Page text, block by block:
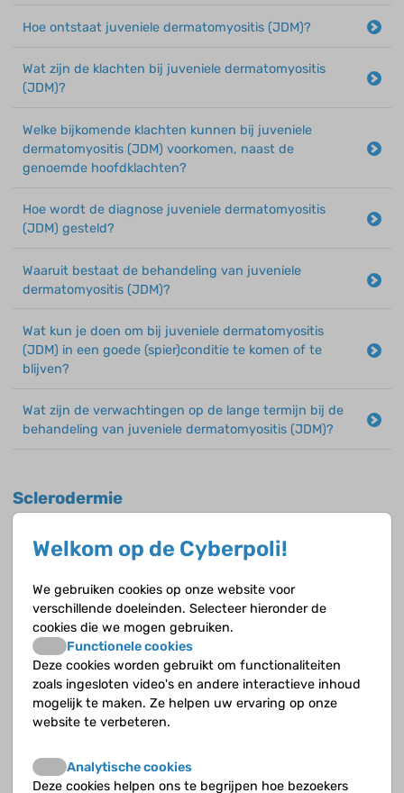
Hoe ontstaat juveniele dermatomyositis (JDM)?
Wat zijn de klachten bij juveniele dermatomyositis
(JDM)?
Welke bijkomende klachten kunnen bij juveniele
dermatomyositis (JDM) voorkomen, naast de
genoemde hoofdklachten?
Hoe wordt de diagnose juveniele dermatomyositis
(JDM) gesteld?
Waaruit bestaat de behandeling van juveniele
dermatomyositis (JDM)?
Wat kun je doen om bij juveniele dermatomyositis
(JDM) in een goede (spier)conditie te komen of te
blijven?
Wat zijn de verwachtingen op de lange termijn bij de
behandeling van juveniele dermatomyositis (JDM)?
Sclerodermie
Wat is sclerodermie voor een ziekte?
Wanneer spreek je van lokale sclerodermie en welke
klachten kun je dan hebben?
Wat is de behandeling van lokale sclerodermie?
Wanneer spreek je van systemische sclerodermie en
wat zijn de klachten?
onderscheiden?
Welkom op de Cyberpoli!
We gebruiken cookies op onze website voor
verschillende doeleinden. Selecteer hieronder de
cookies die we mogen gebruiken.
Functionele cookies
Deze cookies worden gebruikt om functionaliteiten
zoals ingesloten video's en andere interactieve inhoud
mogelijk te maken. Ze helpen uw ervaring op onze
website te verbeteren.
Analytische cookies
Deze cookies helpen ons te begrijpen hoe bezoekers